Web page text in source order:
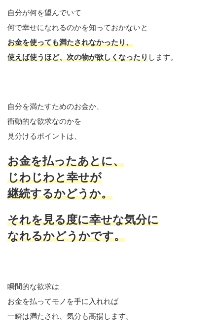
自分が何を望んでいて
何で幸せになれるのかを知っておかないと
お金を使っても満たされなかったり、
使えば使うほど、次の物が欲しくなったりします。
自分を満たすためのお金か、
衝動的な欲求なのかを
見分けるポイントは、
お金を払ったあとに、
じわじわと幸せが
継続するかどうか。
それを見る度に幸せな気分に
なれるかどうかです。
瞬間的な欲求は
お金を払ってモノを手に入れれば
一瞬は満たされ、気分も高揚します。